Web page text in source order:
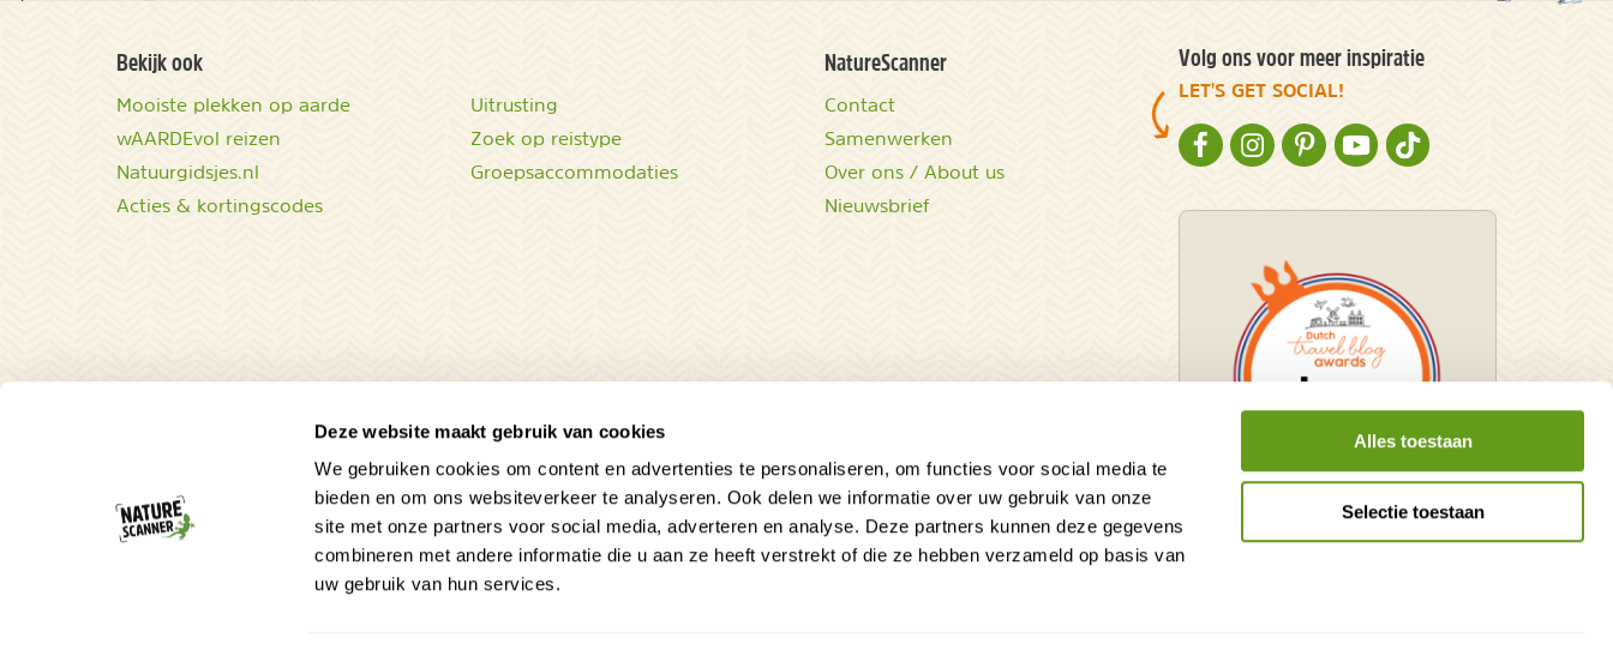
Deze website maakt gebruik van cookies
We gebruiken cookies om content en advertenties te personaliseren, om functies voor social media te
bieden en om ons websiteverkeer te analyseren. Ook delen we informatie over uw gebruik van onze
site met onze partners voor social media, adverteren en analyse. Deze partners kunnen deze gegevens
combineren met andere informatie die u aan ze heeft verstrekt of die ze hebben verzameld op basis van
uw gebruik van hun services.
Alles toestaan
Selectie toestaan
Bekijk ook
Mooiste plekken op aarde
wAARDEvol reizen
Natuurgidsjes.nl
Acties & kortingscodes
Uitrusting
Zoek op reistype
Groepsaccommodaties
NatureScanner
Contact
Samenwerken
Over ons / About us
Nieuwsbrief
Volg ons voor meer inspiratie
LET'S GET SOCIAL!
NATURESCANNER OP FACEBOOK
NATURESCANNER OP INSTAGRAM
NATURESCANNER OP PINTEREST
NATURESCANNER OP YOUTUBE
NATURESCANNER OP